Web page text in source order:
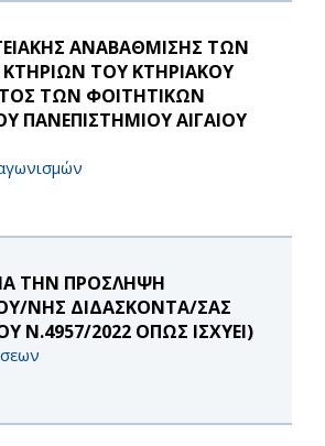
ΑΝΑΒΑΘΜΙΣΗΣ ΤΩΝ
ΤΟΥ ΚΤΗΡΙΑΚΟΥ
ΤΩΝ ΦΟΙΤΗΤΙΚΩΝ
ΠΑΝΕΠΙΣΤΗΜΙΟΥ ΑΙΓΑΙΟΥ
ΤΗΝ ΠΡΟΣΛΗΨΗ
ΝΗΣ ΔΙΔΑΣΚΟΝΤΑ/ΣΑΣ
Ν.4957/2022 ΟΠΩΣ ΙΣΧΥΕΙ)